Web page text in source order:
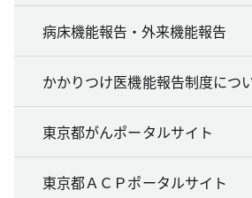
病床機能報告・外来機能報告
かかりつけ医機能報告制度につ
東京都がんポータルサイト
東京都ＡＣＰポータルサイト